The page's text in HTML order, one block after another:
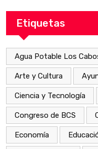
Etiquetas
Agua Potable Los
Arte y Cultura
Ciencia y Tecnología
Congreso de BCS
Economía